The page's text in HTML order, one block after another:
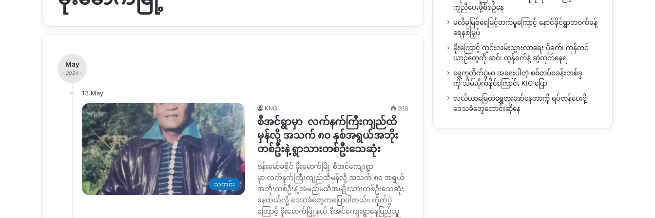
May
- 2024 -
13 May
သတင်း
KNG 260
စီအင်ရွာမှာ လက်နက်ကြီးကျည်ထိ
မှန်လို့ အသက် ၈၀ နှစ်အရွယ်အဘိုး
တစ်ဦးနဲ့ ရွာသားတစ်ဦးသေဆုံး
ဗန်းမော်ခရိုင် မိုးမောက်မြို့ စီအင်ကျေးရွာ
မှာ လက်နက်ကြီးကျည်ထိမှန်လို့ အသက် ၈၀ အရွယ်
အဘိုးတစ်ဦးနဲ့ အမည်မသိအမျိုးသားတစ်ဦးသေဆုံး
နေတယ်လို့ ဒေသခံတွေကပြောပါတယ်။ တိုက်ပွဲ
ကြောင့် မိုးမောက်မြို့နယ် စီအင်ကျေးရွာနေပြည်သူ
ကူညီပေးဖို့စီစဉ်နေ
မလိခမြစ်ရေမြင့်တက်မှုကြောင့် နောင်ခိုင်ရွာတဝက်ခန့်
ရေနစ်မြှပ်
မိုးကြောင့် ကွင်းလမ်းသွားလာရေး ပိုခက်၊ ကုန်တင်
ယာဉ်တွေကို ဆင်၊ ထွန်စက်နဲ့ ဆွဲထုတ်နေရ
ရွှေကူတိုက်ပွဲမှာ အရေးပါတဲ့ စစ်တပ်စခန်းတစ်ခု
ကို သိမ်းပိုက်နိုင်ကြောင်း KIO ပြော
လယ်ယာမြေထဲရွှေတူးဖော်နေတာကို ရပ်တန့်ပေးဖို့
ဒေသခံတွေတောင်းဆိုနေ